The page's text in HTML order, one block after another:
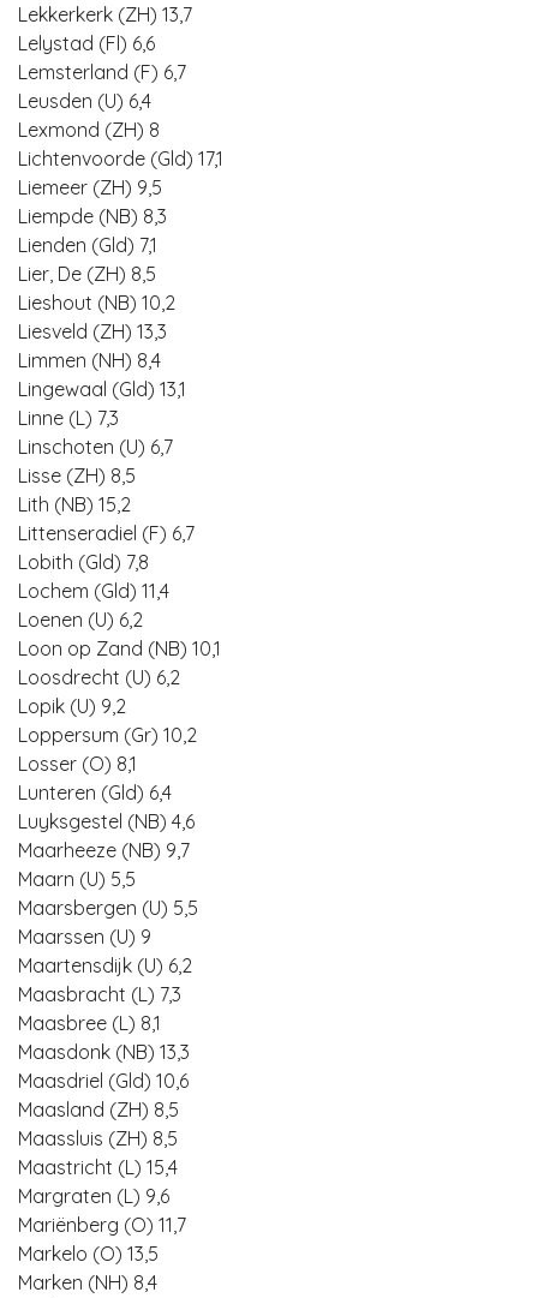
Lekkerkerk (ZH) 13,7
Lelystad (Fl) 6,6
Lemsterland (F) 6,7
Leusden (U) 6,4
Lexmond (ZH) 8
Lichtenvoorde (Gld) 17,1
Liemeer (ZH) 9,5
Liempde (NB) 8,3
Lienden (Gld) 7,1
Lier, De (ZH) 8,5
Lieshout (NB) 10,2
Liesveld (ZH) 13,3
Limmen (NH) 8,4
Lingewaal (Gld) 13,1
Linne (L) 7,3
Linschoten (U) 6,7
Lisse (ZH) 8,5
Lith (NB) 15,2
Littenseradiel (F) 6,7
Lobith (Gld) 7,8
Lochem (Gld) 11,4
Loenen (U) 6,2
Loon op Zand (NB) 10,1
Loosdrecht (U) 6,2
Lopik (U) 9,2
Loppersum (Gr) 10,2
Losser (O) 8,1
Lunteren (Gld) 6,4
Luyksgestel (NB) 4,6
Maarheeze (NB) 9,7
Maarn (U) 5,5
Maarsbergen (U) 5,5
Maarssen (U) 9
Maartensdijk (U) 6,2
Maasbracht (L) 7,3
Maasbree (L) 8,1
Maasdonk (NB) 13,3
Maasdriel (Gld) 10,6
Maasland (ZH) 8,5
Maassluis (ZH) 8,5
Maastricht (L) 15,4
Margraten (L) 9,6
Mariënberg (O) 11,7
Markelo (O) 13,5
Marken (NH) 8,4